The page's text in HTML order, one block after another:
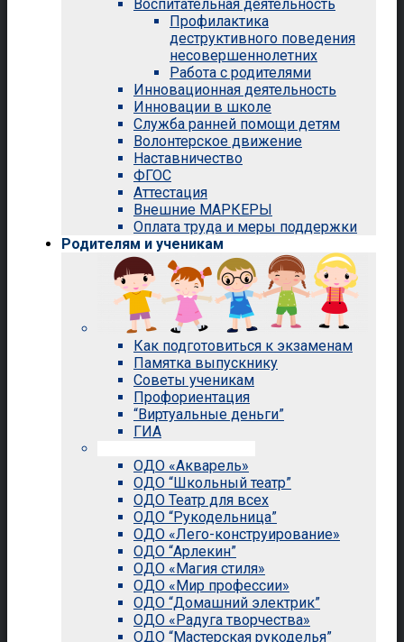
Воспитательная деятельность
Профилактика
деструктивного поведения
несовершеннолетних
Работа с родителями
Инновационная деятельность
Инновации в школе
Служба ранней помощи детям
Волонтерское движение
Наставничество
ФГОС
Аттестация
Внешние МАРКЕРЫ
Оплата труда и меры поддержки
Родителям и ученикам
Как подготовиться к экзаменам
Памятка выпускнику
Советы ученикам
Профориентация
“Виртуальные деньги”
ГИА
ОДО «Акварель»
ОДО “Школьный театр”
ОДО Театр для всех
ОДО “Рукодельница”
ОДО «Лего-конструирование»
ОДО “Арлекин”
ОДО «Магия стиля»
ОДО «Мир профессии»
ОДО “Домашний электрик”
ОДО «Радуга творчества»
ОДО “Мастерская рукоделья”